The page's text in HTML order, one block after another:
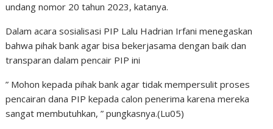
undang nomor 20 tahun 2023, katanya.
Dalam acara sosialisasi PIP Lalu Hadrian Irfani menegaskan
bahwa pihak bank agar bisa bekerjasama dengan baik dan
transparan dalam pencair PIP ini
” Mohon kepada pihak bank agar tidak mempersulit proses
pencairan dana PIP kepada calon penerima karena mereka
sangat membutuhkan, ” pungkasnya.(Lu05)